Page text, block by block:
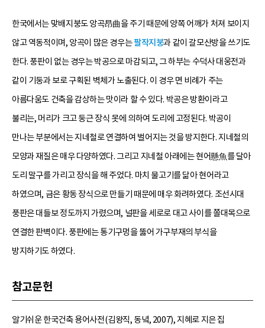
한국에서는 맞배지붕도 앙곡昂曲을 주기 때문에 양쪽 어깨가 처져 보이지
않고 역동적이며, 앙곡이 많은 경우는팔작지붕과 같이 갈모산방을 쓰기도
한다. 풍판이 없는 경우는 박공으로 마감되고, 그 하부는 수덕사 대웅전과
같이 기둥과 보로 구획된 벽체가 노출된다. 이 경우 면 비례가 주는
아름다움도 건축을 감상하는 맛이라 할 수 있다. 박공은 방환이라고
불리는, 머리가 크고 둥근 장식 못에 의하여 도리에 고정된다. 박공이
만나는 부분에서는 지네철로 연결하여 벌어지는 것을 방지한다. 지네철의
모양과 재질은 매우 다양하였다. 그리고 지네철 아래에는 현어懸魚를 달아
도리 말구를 가리고 장식을 해 주었다. 마치 물고기를 닮아 현어라고
하였으며, 금은 황동 장식으로 만들기 때문에 매우 화려하였다. 조선시대
풍판은 대들보 정도까지 가렸으며, 널판을 세로로 대고 사이를 쫄대목으로
연결한 판벽이다. 풍판에는 통기구멍을 뚫어 가구부재의 부식을
방지하기도 하였다.
참고문헌
알기쉬운 한국건축 용어사전(김왕직, 동녘, 2007), 지혜로 지은 집